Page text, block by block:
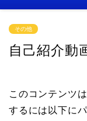
その他
自己紹介動
このコンテンツ
するには以下に